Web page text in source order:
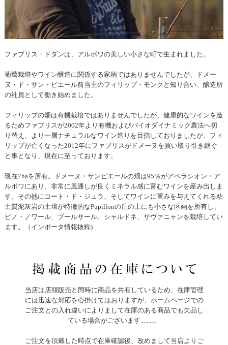
ファブリス・ドダンは、アルボワの美しい小さな町で生まれました。
葡萄栽培やワイン醸造に関係する家柄ではありませんでしたが、ドメー
ヌ・ド・サン・ピエール前当主のフィリップ・モンクと知り合い、醸造所
の社員として働き始めました。
フィリップの畑は有機栽培ではありませんでしたが、健康的なワインを造
るためファブリスが2002年より有機およびバイオダイナミック農法へ切
り替え、より一層ナチュラルなワイン造りを目指しておりましたが、フィ
リップが亡くなった2012年にファブリスがドメーヌを買い取り引き継ぐ
と事となり、現在に至っております。
現在7haを所有。ドメーヌ・サンピエールの畑は95％がアペラシオン・ア
ルボワにあり、非常に風通しが良くミネラル感に富むワインを産み出しま
す。その他にコート・ド・ジュラ、そしてワインに重みを与えてくれる粘
土質泥灰岩の土壌が特徴的なPupillonの丘の上にも小さな区画を所有し、
ピノ・ノワール、プールサール、シャルドネ、サヴァニャンを栽培してい
ます。（インポータ情報抜粋)
当店は店頭販売と同時に商品を共有しているため、在庫管理
には迅速な対応を心掛けてはおりますが、ホームページでの
ご注文との入れ違いによりまして在庫のある商品でも欠品し
ている場合がございます.........。
ご注文を頂戴した時点で在庫確認後、改めまして当店よりご